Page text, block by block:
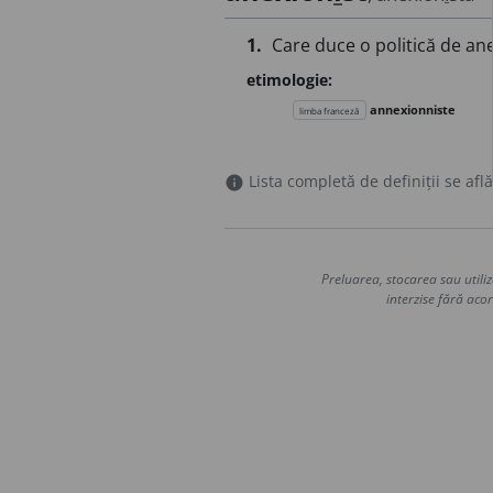
1. Care duce o politică de
etimologie:
limba franceză annexionniste
info Lista completă de definiții se
Preluarea, stocarea sau
interzise fără